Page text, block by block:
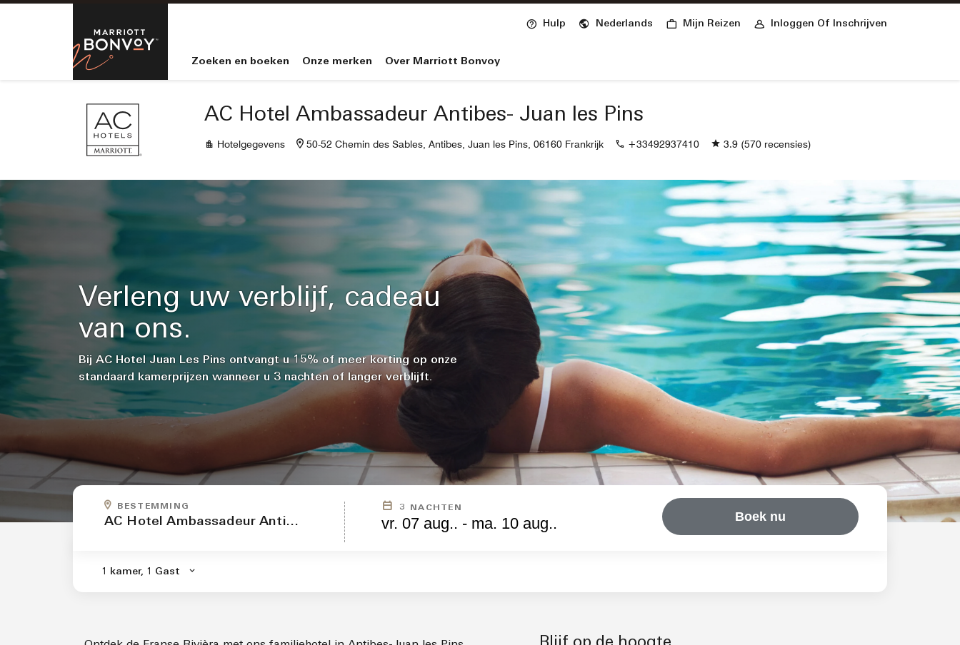
Skip to Content
Marriott Bonvoy
Hulp
Opent een nieuw venster
Nederlands Mijn Reizen Inloggen Of Inschrijven
Zoeken en boeken Onze merken Over Marriott Bonvoy
AC Hotel Ambassadeur Antibes- Juan les Pins
Hotelgegevens 50-52 Chemin des Sables, Antibes, Juan les Pins, 06160 Frankrijk +33492937410 3.9 (570 recensies)
Verleng uw verblijf, cadeau
van ons.
Bij AC Hotel Juan Les Pins ontvangt u 15% of meer korting op onze
standaard kamerprijzen wanneer u 3 nachten of langer verblijft.
BESTEMMING
WAAR GAAT DE REIS NAARTOE?
.
3 NACHTEN
vr. 07 aug.. - ma. 10 aug..
1 kamer, 1 Gast
Boek nu